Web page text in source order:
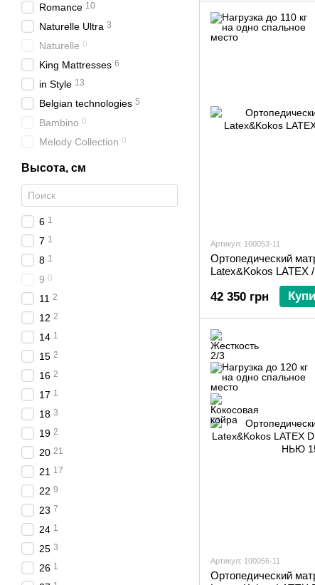
Артикул: 100053-11
Ортопедический
Latex&Kokos
42 350 грн
Артикул: 100056-11
Ортопедический
Romance 10
Naturelle Ultra 3
Naturelle 0
King Mattresses 6
in Style 13
Belgian technologies 5
Bambino 0
Melody Collection 0
Высота, см
6 1
7 1
8 1
9 0
11 2
12 2
14 1
15 2
16 2
17 1
18 3
19 2
20 21
21 17
22 9
23 7
24 1
25 3
26 1